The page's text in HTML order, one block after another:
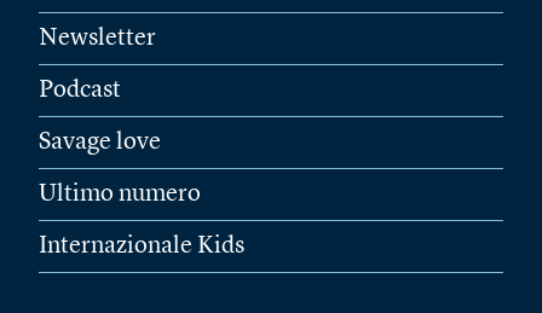
Newsletter
Podcast
Savage love
Ultimo numero
Internazionale Kids